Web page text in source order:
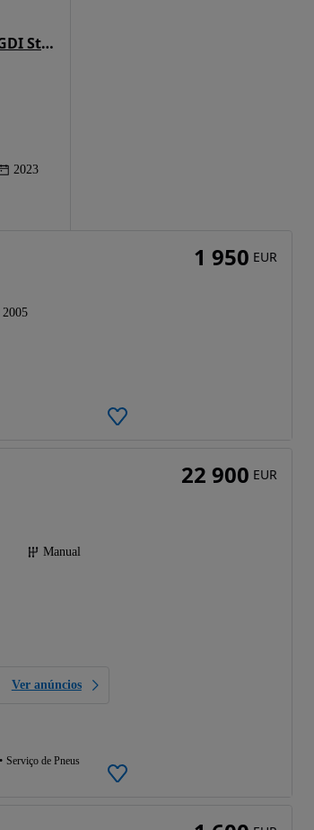
Hyundai i30 1.0 T-GDI Style Plus
2023
2005
1 950 EUR
Manual
Ver anúncios
Serviço de Pneus
22 900 EUR